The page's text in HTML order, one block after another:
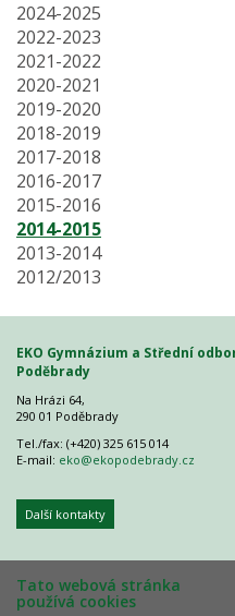
2024-2025
2022-2023
2021-2022
2020-2021
2019-2020
2018-2019
2017-2018
2016-2017
2015-2016
2014-2015
2013-2014
2012/2013
EKO Gymnázium a Střední
Poděbrady
Na Hrázi 64,
290 01 Poděbrady
Tel./fax: (+420) 325 615 014
E-mail: eko@ekopodebrady.cz
Další kontakty
Tato webová stránka
používá cookies